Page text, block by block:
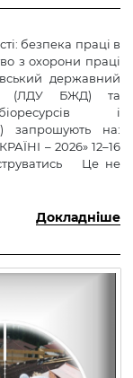
безпека праці в
з охорони праці
державний
(ЛДУ БЖД) та
і
запрошують на:
– 2026» 12–16
Це не
Докладніше